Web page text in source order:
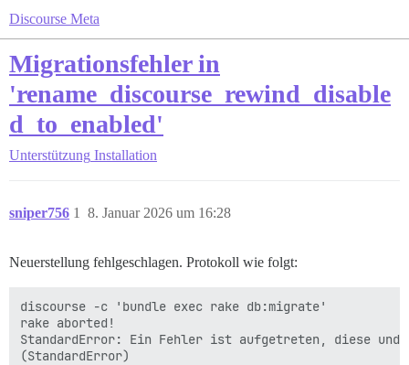
Discourse Meta
Migrationsfehler in
'rename_discourse_rewind_disable
d_to_enabled'
Unterstützung Installation
sniper756 8. Januar 2026 um 16:28
1
Neuerstellung fehlgeschlagen. Protokoll wie folgt:
discourse -c 'bundle exec rake db:migrate'
rake aborted!
StandardError: Ein Fehler ist aufgetreten, diese und
(StandardError)